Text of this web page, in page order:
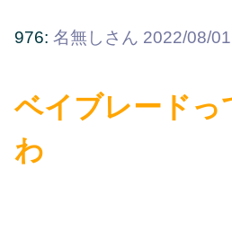
976: 名無しさん 2022/08/
ベイブレードっ
わ